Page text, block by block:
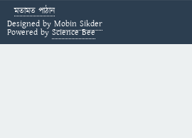
মতামত পাঠান
Designed by Mobin Sikder
Powered by Science Bee